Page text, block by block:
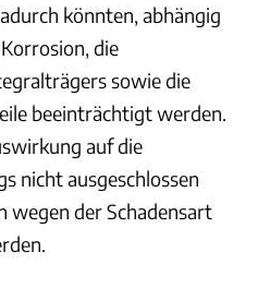
könnten, abhängig
die
sowie die
beeinträchtigt werden.
auf die
nicht ausgeschlossen
wegen der Schadensart